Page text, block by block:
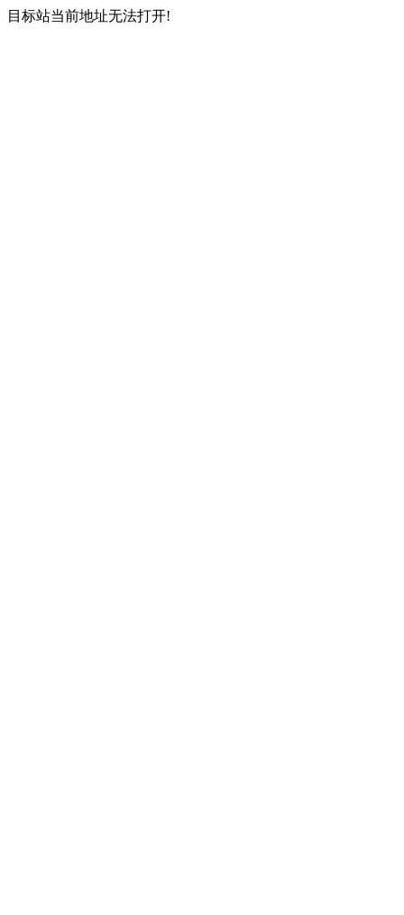
目标站当前地址无法打开!